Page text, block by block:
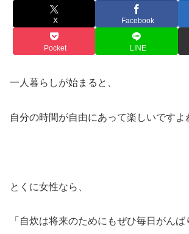
X Facebook
Pocket LINE
一人暮らしが始まると、
自分の時間が自由にあって楽しいですよ
とくに女性なら、
「自炊は将来のためにもぜひ毎日がんば